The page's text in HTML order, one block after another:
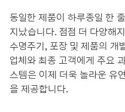
동일한 제품이 하루종일 한
지났습니다. 점점 더 다양해
수명주기, 포장 및 제품의 개
업체와 최종 고객에게 주요
스템은 이제 더욱 놀라운 유
을 제공합니다.